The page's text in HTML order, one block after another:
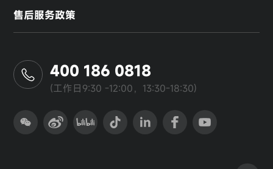
售后服务政策
400 186 0818
(工作日9:30 -12:00，13:30-18:30)